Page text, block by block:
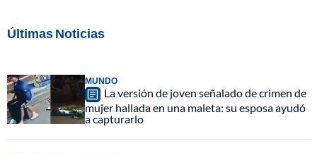
Últimas Noticias
MUNDO
La versión de joven señalado de crimen de
mujer hallada en una maleta: su esposa ayudó
a capturarlo